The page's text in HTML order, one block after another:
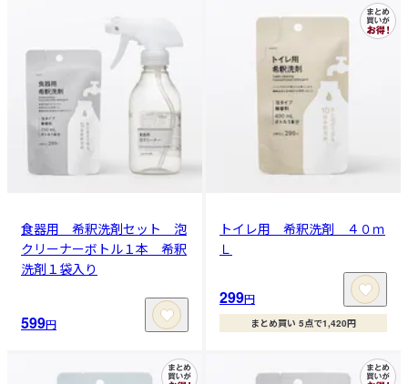
食器用 希釈洗剤セット 泡
クリーナーボトル１本 希釈
洗剤１袋入り
599円
トイレ用 希釈洗剤 ４０ｍ
Ｌ
299円
まとめ買い 5点で1,420円